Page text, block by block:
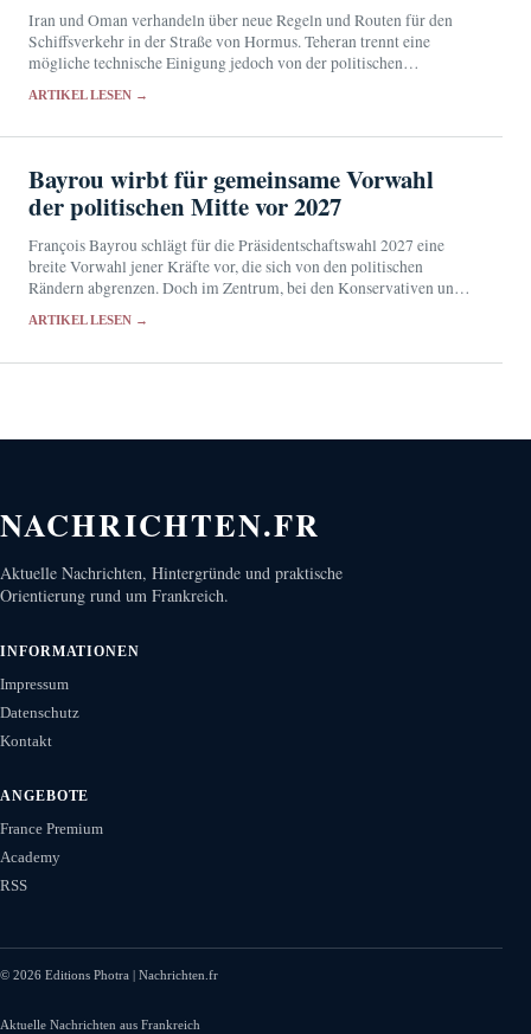
Iran und Oman verhandeln über neue Regeln und Routen für den
Schiffsverkehr in der Straße von Hormus. Teheran trennt eine
mögliche technische Einigung jedoch von der politischen
ARTIKEL LESEN →
Bayrou wirbt für gemeinsame Vorwahl
der politischen Mitte vor 2027
François Bayrou schlägt für die Präsidentschaftswahl 2027 eine
breite Vorwahl jener Kräfte vor, die sich von den politischen
Rändern abgrenzen. Doch im Zentrum, bei den Konservativen und
ARTIKEL LESEN →
NACHRICHTEN.FR
Aktuelle Nachrichten, Hintergründe und praktische
Orientierung rund um Frankreich.
INFORMATIONEN
Impressum
Datenschutz
Kontakt
ANGEBOTE
France Premium
Academy
RSS
© 2026 Editions Photra | Nachrichten.fr
Aktuelle Nachrichten aus Frankreich